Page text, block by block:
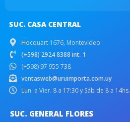
SUC. CASA CENTRAL
Hocquart 1676, Montevideo
(+598) 2924 8388 int. 1
(+598) 97 955 738
ventasweb@uruimporta.com.uy
Lun. a Vier. 8 a 17:30 y Sáb de 8 a 14hs.
SUC. GENERAL FLORES